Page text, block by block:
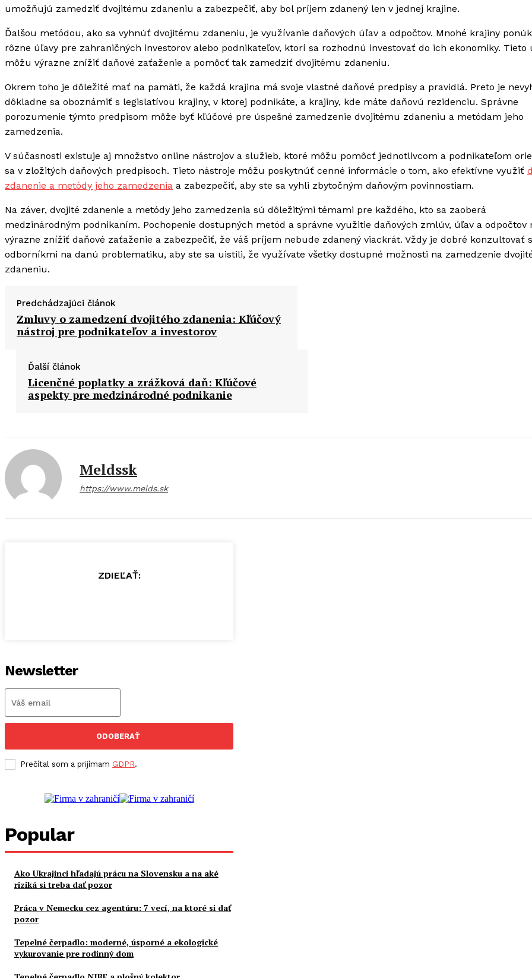
umožňujú zamedziť dvojitému zdaneniu a zabezpečiť, aby bol príjem zdanený len v jednej krajine.
Ďalšou metódou, ako sa vyhnúť dvojitému zdaneniu, je využívanie daňových úľav a odpočtov. Mnohé krajiny
rôzne úľavy pre zahraničných investorov alebo podnikateľov, ktorí sa rozhodnú investovať do ich ekonomiky. Tieto
môžu výrazne znížiť daňové zaťaženie a pomôcť tak zamedziť dvojitému zdaneniu.
Okrem toho je dôležité mať na pamäti, že každá krajina má svoje vlastné daňové predpisy a pravidlá. Preto je
dôkladne sa oboznámiť s legislatívou krajiny, v ktorej podnikáte, a krajiny, kde máte daňovú rezidenciu. Správne
porozumenie týmto predpisom môže byť kľúčové pre úspešné zamedzenie dvojitému zdaneniu a metódam jeho
zamedzenia.
V súčasnosti existuje aj množstvo online nástrojov a služieb, ktoré môžu pomôcť jednotlivcom a podnikateľom
sa v zložitých daňových predpisoch. Tieto nástroje môžu poskytnúť cenné informácie o tom, ako efektívne využiť
zdanenie a metódy jeho zamedzenia a zabezpečiť, aby ste sa vyhli zbytočným daňovým povinnostiam.
Na záver, dvojité zdanenie a metódy jeho zamedzenia sú dôležitými témami pre každého, kto sa zaoberá
medzinárodným podnikaním. Pochopenie dostupných metód a správne využitie daňových zmlúv, úľav a odpočtov
výrazne znížiť daňové zaťaženie a zabezpečiť, že váš príjem nebude zdanený viackrát. Vždy je dobré konzultovať s
odborníkmi na danú problematiku, aby ste sa uistili, že využívate všetky dostupné možnosti na zamedzenie
zdaneniu.
Predchádzajúci článok
Zmluvy o zamedzení dvojitého zdanenia: Kľúčový
nástroj pre podnikateľov a investorov
Ďalší článok
Licenčné poplatky a zrážková daň: Kľúčové
aspekty pre medzinárodné podnikanie
Meldssk
https://www.melds.sk
ZDIEĽAŤ:
Newsletter
ODOBERAŤ
Prečítal som a prijímam GDPR.
Popular
Ako Ukrajinci hľadajú prácu na Slovensku a na aké
riziká si treba dať pozor
Práca v Nemecku cez agentúru: 7 vecí, na ktoré si dať
pozor
Tepelné čerpadlo: moderné, úsporné a ekologické
vykurovanie pre rodinný dom